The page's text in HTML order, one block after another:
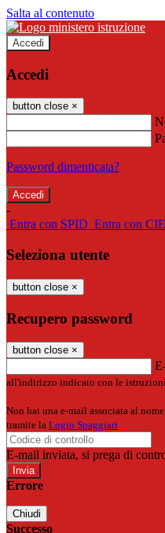
Salta al contenuto
Accedi
Accedi
button close ×
Password dimenticata?
-
Entra con SPID Entra con CIE
Seleziona utente
button close ×
Recupero password
button close ×
all'indirizzo indicato con le istruzioni
Non hai una e-mail associata al
tramite la Login Spaggiari
E-mail inviata, si prega di
Errore
Chiudi
Successo